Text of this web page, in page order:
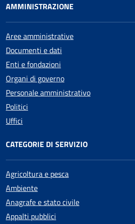
AMMINISTRAZIONE
Aree amministrative
Documenti e dati
Enti e fondazioni
Organi di governo
Personale amministrativo
Politici
Uffici
CATEGORIE DI SERVIZIO
Agricoltura e pesca
Ambiente
Anagrafe e stato civile
Appalti pubblici